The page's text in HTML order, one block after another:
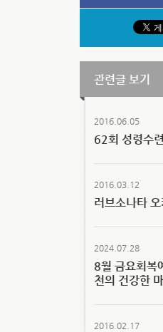
관련글 보기
2016.06.05
62회 성령수
2016.03.12
러브소나타
2024.07.28
8월 금요회복
천의 건강한
2016.02.17